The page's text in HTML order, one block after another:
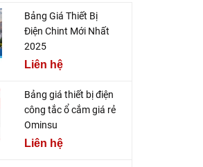
Bảng Giá Thiết Bị
Điện Chint Mới Nhất
2025
Liên hệ
Bảng giá thiết bị điện
công tắc ổ cắm giá rẻ
Ominsu
Liên hệ